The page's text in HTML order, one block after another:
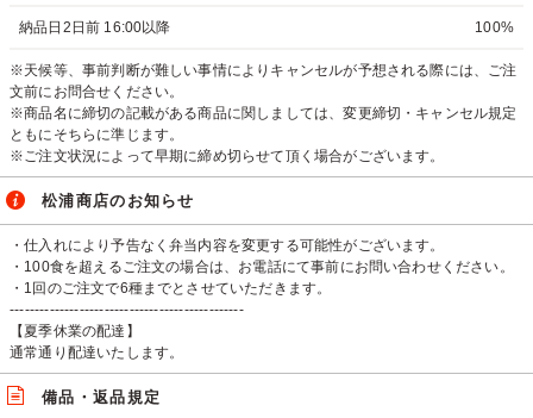
納品日2日前 16:00以降 100%
※天候等、事前判断が難しい事情によりキャンセルが予想される際には、ご注
文前にお問合せください。
※商品名に締切の記載がある商品に関しましては、変更締切・キャンセル規定
ともにそちらに準じます。
※ご注文状況によって早期に締め切らせて頂く場合がございます。
松浦商店のお知らせ
・仕入れにより予告なく弁当内容を変更する可能性がございます。
・100食を超えるご注文の場合は、お電話にて事前にお問い合わせください。
・1回のご注文で6種までとさせていただきます。
-----------------------------------------------
【夏季休業の配達】
通常通り配達いたします。
備品・返品規定